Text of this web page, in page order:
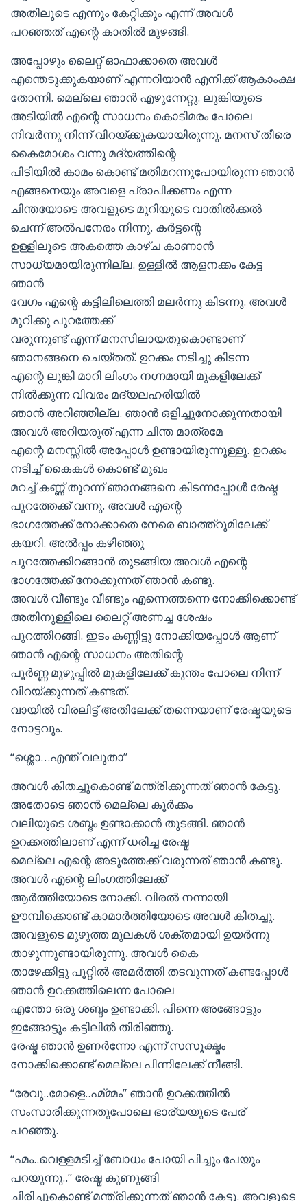
അതിലൂടെ എന്നും കേറ്റിക്കും എന്ന് അവള്‍
പറഞ്ഞത് എന്റെ കാതില്‍ മുഴങ്ങി.
അപ്പോഴും ലൈറ്റ് ഓഫാക്കാതെ അവള്‍
എന്തെടുക്കുകയാണ് എന്നറിയാന്‍ എനിക്ക് ആകാംക്ഷ
തോന്നി. മെല്ലെ ഞാന്‍ എഴുന്നേറ്റു. ലുങ്കിയുടെ
അടിയില്‍ എന്റെ സാധനം കൊടിമരം പോലെ
നിവര്‍ന്നു നിന്ന് വിറയ്ക്കുകയായിരുന്നു. മനസ് തീരെ
കൈമോശം വന്നു മദ്യത്തിന്റെ
പിടിയില്‍ കാമം കൊണ്ട് മതിമറന്നുപോയിരുന്ന ഞാന്‍
എങ്ങനെയും അവളെ പ്രാപിക്കണം എന്ന
ചിന്തയോടെ അവളുടെ മുറിയുടെ വാതില്‍ക്കല്‍
ചെന്ന് അല്‍പനേരം നിന്നു. കര്‍ട്ടന്റെ
ഉള്ളിലൂടെ അകത്തെ കാഴ്ച കാണാന്‍
സാധ്യമായിരുന്നില്ല. ഉള്ളില്‍ ആളനക്കം കേട്ട
ഞാന്‍
വേഗം എന്റെ കട്ടിലിലെത്തി മലര്‍ന്നു കിടന്നു. അവള്‍
മുറിക്കു പുറത്തേക്ക്
വരുന്നുണ്ട് എന്ന് മനസിലായതുകൊണ്ടാണ്
ഞാനങ്ങനെ ചെയ്തത്. ഉറക്കം നടിച്ചു കിടന്ന
എന്റെ ലുങ്കി മാറി ലിംഗം നഗ്നമായി മുകളിലേക്ക്
നില്‍ക്കുന്ന വിവരം മദ്യലഹരിയില്‍
ഞാന്‍ അറിഞ്ഞില്ല. ഞാന്‍ ഒളിച്ചുനോക്കുന്നതായി
അവള്‍ അറിയരുത് എന്ന ചിന്ത മാത്രമേ
എന്റെ മനസ്സില്‍ അപ്പോള്‍ ഉണ്ടായിരുന്നുള്ളൂ. ഉറക്കം
നടിച്ച് കൈകള്‍ കൊണ്ട് മുഖം
മറച്ച് കണ്ണ് തുറന്ന് ഞാനങ്ങനെ കിടന്നപ്പോള്‍ രേഷ്മ
പുറത്തേക്ക് വന്നു. അവള്‍ എന്റെ
ഭാഗത്തേക്ക് നോക്കാതെ നേരെ ബാത്ത്റൂമിലേക്ക്
കയറി. അല്‍പ്പം കഴിഞ്ഞു
പുറത്തേക്കിറങ്ങാന്‍ തുടങ്ങിയ അവള്‍ എന്റെ
ഭാഗത്തേക്ക് നോക്കുന്നത് ഞാന്‍ കണ്ടു.
അവള്‍ വീണ്ടും വീണ്ടും എന്നെത്തന്നെ നോക്കിക്കൊണ്ട്
അതിനുള്ളിലെ ലൈറ്റ് അണച്ച ശേഷം
പുറത്തിറങ്ങി. ഇടം കണ്ണിട്ടു നോക്കിയപ്പോള്‍ ആണ്
ഞാന്‍ എന്റെ സാധനം അതിന്റെ
പൂര്‍ണ്ണ മുഴുപ്പില്‍ മുകളിലേക്ക് കുന്തം പോലെ നിന്ന്
വിറയ്ക്കുന്നത് കണ്ടത്.
വായില്‍ വിരലിട്ട് അതിലേക്ക് തന്നെയാണ് രേഷ്മയുടെ
നോട്ടവും.
“ശ്ശൊ…എന്ത് വലുതാ”
അവള്‍ കിതച്ചുകൊണ്ട് മന്ത്രിക്കുന്നത് ഞാന്‍ കേട്ടു.
അതോടെ ഞാന്‍ മെല്ലെ കൂര്‍ക്കം
വലിയുടെ ശബ്ദം ഉണ്ടാക്കാന്‍ തുടങ്ങി. ഞാന്‍
ഉറക്കത്തിലാണ് എന്ന് ധരിച്ച രേഷ്മ
മെല്ലെ എന്റെ അടുത്തേക്ക് വരുന്നത് ഞാന്‍ കണ്ടു.
അവള്‍ എന്റെ ലിംഗത്തിലേക്ക്
ആര്‍ത്തിയോടെ നോക്കി. വിരല്‍ നന്നായി
ഊമ്പിക്കൊണ്ട് കാമാര്‍ത്തിയോടെ അവള്‍ കിതച്ചു.
അവളുടെ മുഴുത്ത മുലകള്‍ ശക്തമായി ഉയര്‍ന്നു
താഴുന്നുണ്ടായിരുന്നു. അവള്‍ കൈ
താഴേക്കിട്ടു പൂറ്റില്‍ അമര്‍ത്തി തടവുന്നത് കണ്ടപ്പോള്‍
ഞാന്‍ ഉറക്കത്തിലെന്ന പോലെ
എന്തോ ഒരു ശബ്ദം ഉണ്ടാക്കി. പിന്നെ അങ്ങോട്ടും
ഇങ്ങോട്ടും കട്ടിലില്‍ തിരിഞ്ഞു.
രേഷ്മ ഞാന്‍ ഉണര്‍ന്നോ എന്ന് സസൂക്ഷ്മം
നോക്കിക്കൊണ്ട് മെല്ലെ പിന്നിലേക്ക് നീങ്ങി.
“രേവൂ..മോളെ..ഹ്മ്മ്മം” ഞാന്‍ ഉറക്കത്തില്‍
സംസാരിക്കുന്നതുപോലെ ഭാര്യയുടെ പേര്
പറഞ്ഞു.
“ഹ്മം..വെള്ളമടിച്ച് ബോധം പോയി പിച്ചും പേയും
പറയുന്നു..” രേഷ്മ കുണുങ്ങി
ചിരിച്ചുകൊണ്ട് മന്ത്രിക്കുന്നത് ഞാന്‍ കേട്ടു. അവളുടെ